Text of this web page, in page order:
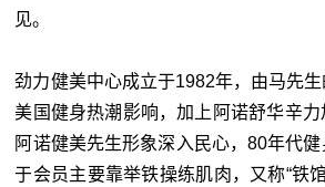
见。
劲力健美中心成立于1982年，由马先
美国健身热潮影响，加上阿诺舒华辛力
阿诺健美先生形象深入民心，80年代
于会员主要靠举铁操练肌肉，又称“铁